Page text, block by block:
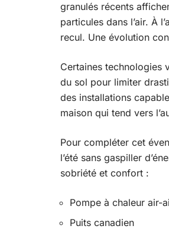
granulés récents
particules dans l’air. À
recul. Une évolution
Certaines technologies
du sol pour limiter
des installations
maison qui tend vers
Pour compléter cet
l’été sans gaspiller
sobriété et confort :
Pompe à chaleur air-
Puits canadien